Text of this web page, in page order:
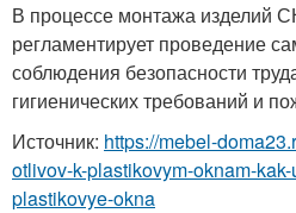
В процессе монтажа изделий
регламентирует проведение
соблюдения безопасности
гигиенических требований и
Источник: https://mebel-
otlivov-k-plastikovym-oknam-
plastikovye-okna